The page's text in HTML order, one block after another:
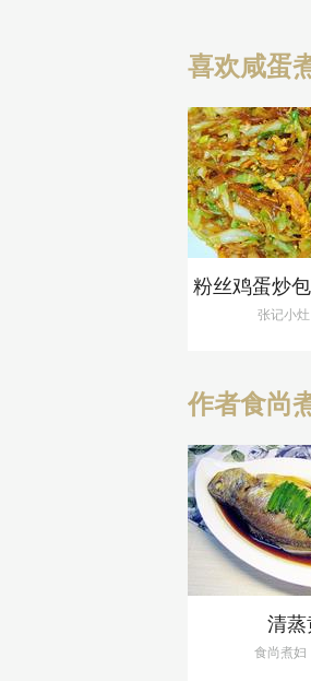
喜欢咸蛋
张记小灶
作者食尚
清蒸
食尚煮妇